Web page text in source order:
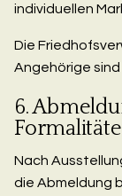
individuellen
Die
Angehörige
6.
Nach
die Abmeldung